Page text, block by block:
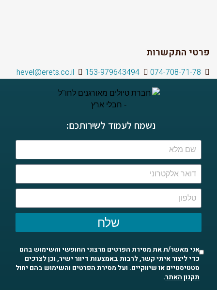
פרטי התקשרות
074-708-71-78
153-979643494
hevel@erets.co.il
נשמח לעמוד לשירותכם:
שלח
אני מאשר/ת את מסירת הפרטים מרצוני החופשי והשימוש בהם
כדי ליצור איתי קשר, לרבות באמצעות דיוור ישיר, וכן לצרכים
סטטיסטיים או שיווקיים. ועל מסירת הפרטים והשימוש בהם יחול
תקנון האתר.